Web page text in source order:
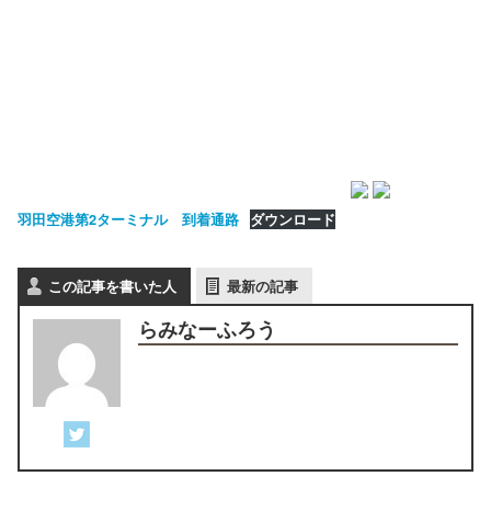
羽田空港第2ターミナル 到着通路 ダウンロード
この記事を書いた人 最新の記事
らみなーふろう